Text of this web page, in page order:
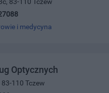
i medycyna
Optycznych
110 Tczew